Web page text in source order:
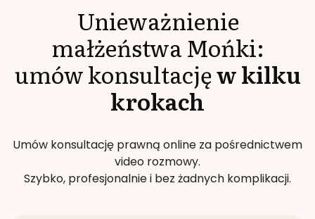
Unieważnienie
małżeństwaMońki:
umów konsultacjęw kilku
krokach
Umów konsultację prawną online za pośrednictwem
video rozmowy.
Szybko, profesjonalnie i bez żadnych komplikacji.